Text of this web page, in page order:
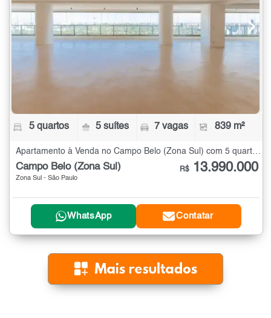
5 quartos 5 suítes 7 vagas 839 m²
Apartamento à Venda no Campo Belo (Zona Sul) com 5 quartos - 839 m²
Campo Belo (Zona Sul)
Zona Sul - São Paulo
R$ 13.990.000
WhatsApp Contatar